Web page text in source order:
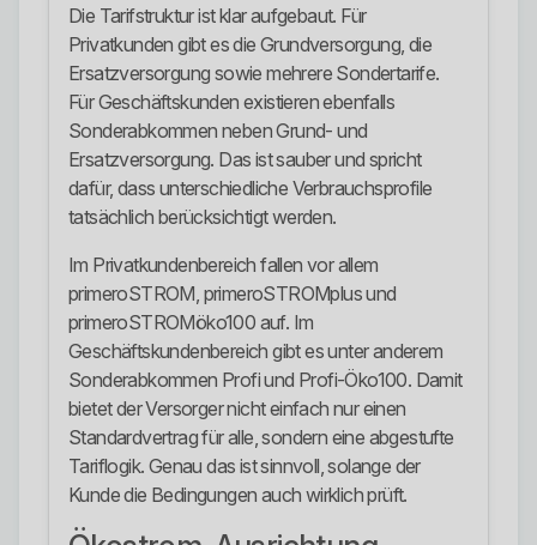
Die Tarifstruktur ist klar aufgebaut. Für
Privatkunden gibt es die Grundversorgung, die
Ersatzversorgung sowie mehrere Sondertarife.
Für Geschäftskunden existieren ebenfalls
Sonderabkommen neben Grund- und
Ersatzversorgung. Das ist sauber und spricht
dafür, dass unterschiedliche Verbrauchsprofile
tatsächlich berücksichtigt werden.
Im Privatkundenbereich fallen vor allem
primeroSTROM, primeroSTROMplus und
primeroSTROMöko100 auf. Im
Geschäftskundenbereich gibt es unter anderem
Sonderabkommen Profi und Profi-Öko100. Damit
bietet der Versorger nicht einfach nur einen
Standardvertrag für alle, sondern eine abgestufte
Tariflogik. Genau das ist sinnvoll, solange der
Kunde die Bedingungen auch wirklich prüft.